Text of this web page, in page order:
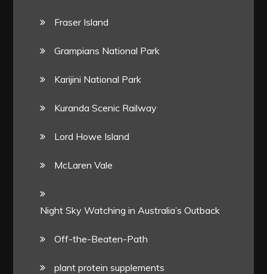
Fraser Island
Grampians National Park
Karijini National Park
Kuranda Scenic Railway
Lord Howe Island
McLaren Vale
Night Sky Watching in Australia’s Outback
Off-the-Beaten-Path
plant protein supplements